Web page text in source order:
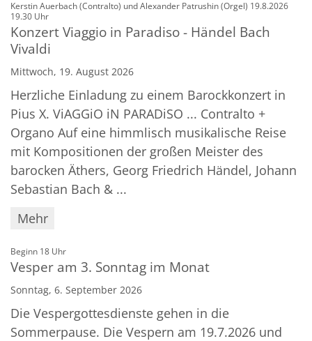
Kerstin Auerbach (Contralto) und Alexander Patrushin (Orgel) 19.8.2026
19.30 Uhr:
Konzert Viaggio in Paradiso - Händel Bach
Vivaldi
Mittwoch, 19. August 2026
Herzliche Einladung zu einem Barockkonzert in
Pius X. ViAGGiO iN PARADiSO ... Contralto +
Organo Auf eine himmlisch musikalische Reise
mit Kompositionen der großen Meister des
barocken Äthers, Georg Friedrich Händel, Johann
Sebastian Bach & ...
Mehr
Beginn 18 Uhr:
Vesper am 3. Sonntag im Monat
Sonntag, 6. September 2026
Die Vespergottesdienste gehen in die
Sommerpause. Die Vespern am 19.7.2026 und